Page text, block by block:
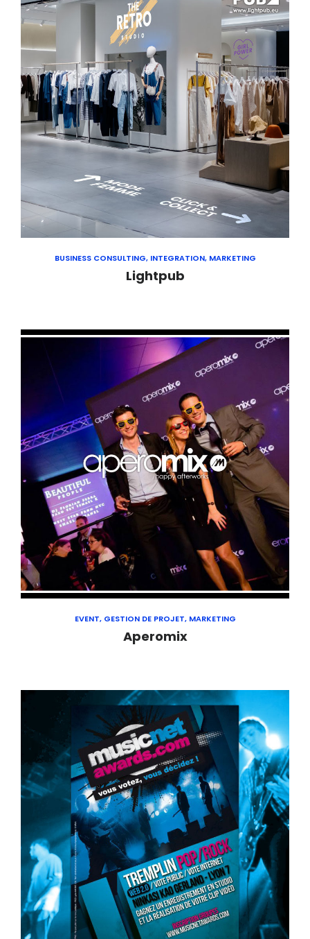
BUSINESS CONSULTING, INTEGRATION, MARKETING
Lightpub
EVENT, GESTION DE PROJET, MARKETING
Aperomix